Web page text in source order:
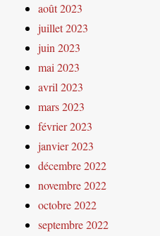
août 2023
juillet 2023
juin 2023
mai 2023
avril 2023
mars 2023
février 2023
janvier 2023
décembre 2022
novembre 2022
octobre 2022
septembre 2022